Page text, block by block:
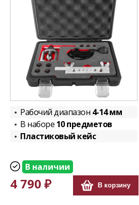
Рабочий диапазон 4-14 мм
В наборе 10 предметов
Пластиковый кейс
В наличии
4 790 ₽ В корзину